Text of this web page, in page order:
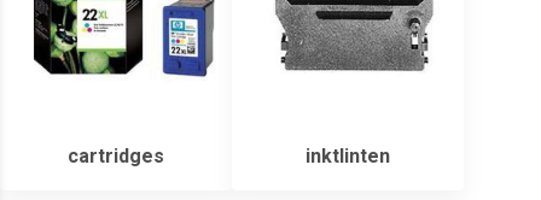
cartridges inktlinten